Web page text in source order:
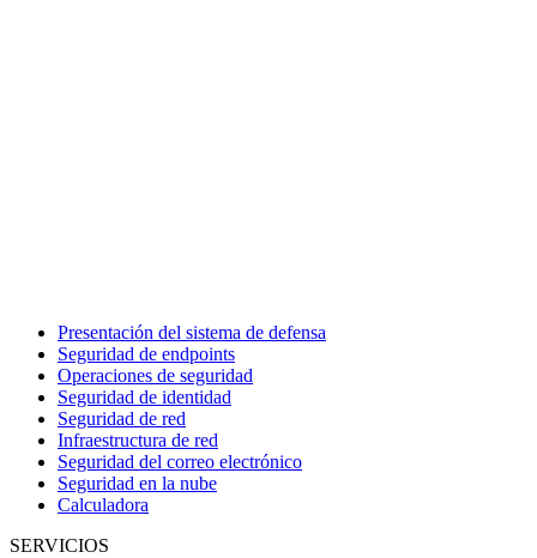
Presentación del sistema de defensa
Seguridad de endpoints
Operaciones de seguridad
Seguridad de identidad
Seguridad de red
Infraestructura de red
Seguridad del correo electrónico
Seguridad en la nube
Calculadora
SERVICIOS